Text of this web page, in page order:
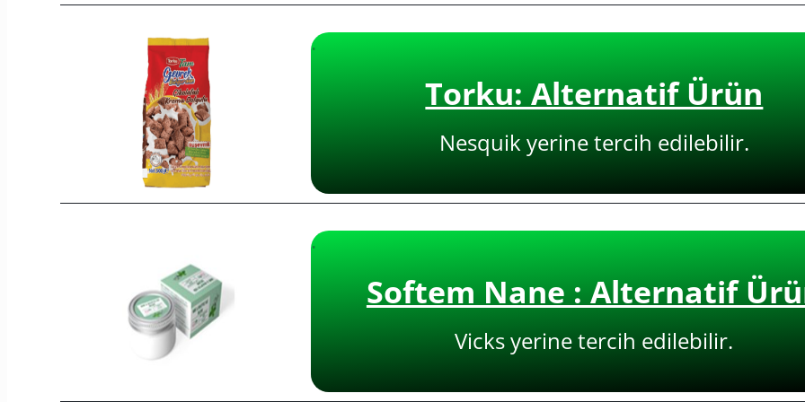
·
Torku: Alternatif Ürün
Nesquik yerine tercih edilebilir.
·
Softem Nane : Alternatif
Vicks yerine tercih edilebilir.